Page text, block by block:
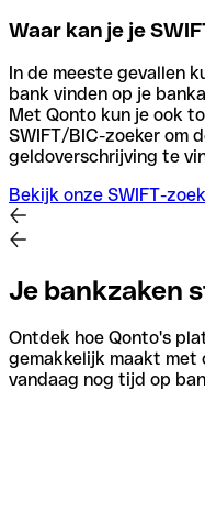
Waar kan je je
In de meeste gevallen
bank vinden op je
Met Qonto kun je ook
SWIFT/BIC-zoeker om
geldoverschrijving te
Bekijk onze SWIFT-
Je bankzaken
Ontdek hoe Qonto's
gemakkelijk maakt
vandaag nog tijd op